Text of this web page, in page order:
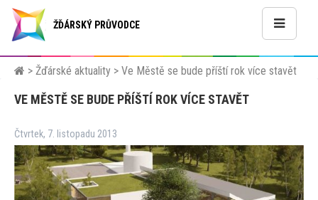
ŽĎÁRSKÝ PRŮVODCE
> Žďárské aktuality > Ve Městě se bude příští rok více stavět
VE MĚSTĚ SE BUDE PŘÍŠTÍ ROK VÍCE STAVĚT
Čtvrtek, 7. listopadu 2013